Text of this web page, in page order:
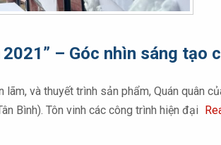
– Góc nhìn sáng tạo
và thuyết trình sản phẩm, Quán quân
Bình). Tôn vinh các công trình hiện đại